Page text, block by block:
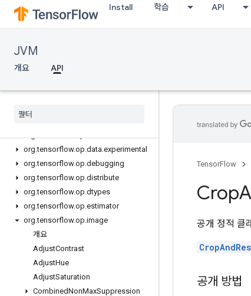
Install 학습 API
JVM
개요 API
org.tensorflow.ndarray.impl.sequence
org.tensorflow.ndarray.index
org.tensorflow.op.annotation
org.tensorflow.op.audio
org.tensorflow.op.cluster
org
org.tensorflow.op.data.experimental
org.tensorflow.op.debugging
org.tensorflow.op.distribute
org.tensorflow.op.dtypes
org.tensorflow.op.estimator
org.tensorflow.op.image
개요
AdjustContrast
AdjustHue
AdjustSaturation
CombinedNonMaxSuppression
TensorFlow
Crop
공개 정적 클
공개 방법